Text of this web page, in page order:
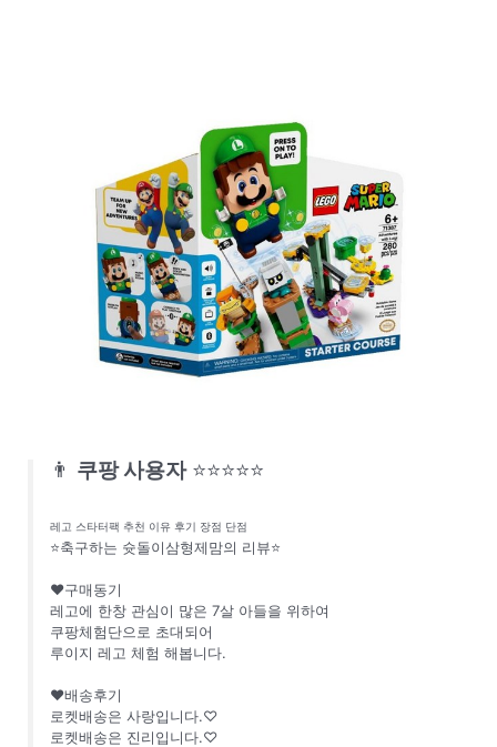
👨 쿠팡 사용자 ⭐⭐⭐⭐⭐
레고 스타터팩 추천 이유 후기 장점 단점
⭐축구하는 슛돌이삼형제맘의 리뷰⭐
❤구매동기
레고에 한창 관심이 많은 7살 아들을 위하여
쿠팡체험단으로 초대되어
루이지 레고 체험 해봅니다.
❤배송후기
로켓배송은 사랑입니다.♡
로켓배송은 진리입니다.♡